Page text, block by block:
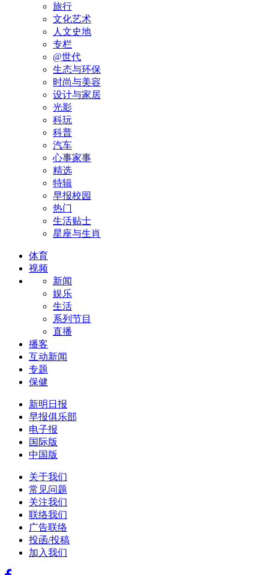
旅行
文化艺术
人文史地
专栏
@世代
生态与环保
时尚与美容
设计与家居
光影
科玩
科普
汽车
心事家事
精选
特辑
早报校园
热门
生活贴士
星座与生肖
体育
视频
新闻
娱乐
生活
系列节目
直播
播客
互动新闻
专题
保健
新明日报
早报俱乐部
电子报
国际版
中国版
关于我们
常见问题
关注我们
联络我们
广告联络
投函/投稿
加入我们